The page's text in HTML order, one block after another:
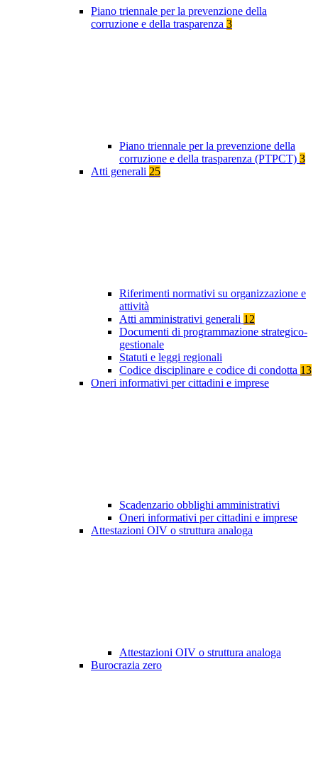
Piano triennale per la prevenzione della
corruzione e della trasparenza 3
Piano triennale per la prevenzione della
corruzione e della trasparenza (PTPCT) 3
Atti generali 25
Riferimenti normativi su organizzazione e
attività
Atti amministrativi generali 12
Documenti di programmazione strategico-
gestionale
Statuti e leggi regionali
Codice disciplinare e codice di condotta 13
Oneri informativi per cittadini e imprese
Scadenzario obblighi amministrativi
Oneri informativi per cittadini e imprese
Attestazioni OIV o struttura analoga
Attestazioni OIV o struttura analoga
Burocrazia zero